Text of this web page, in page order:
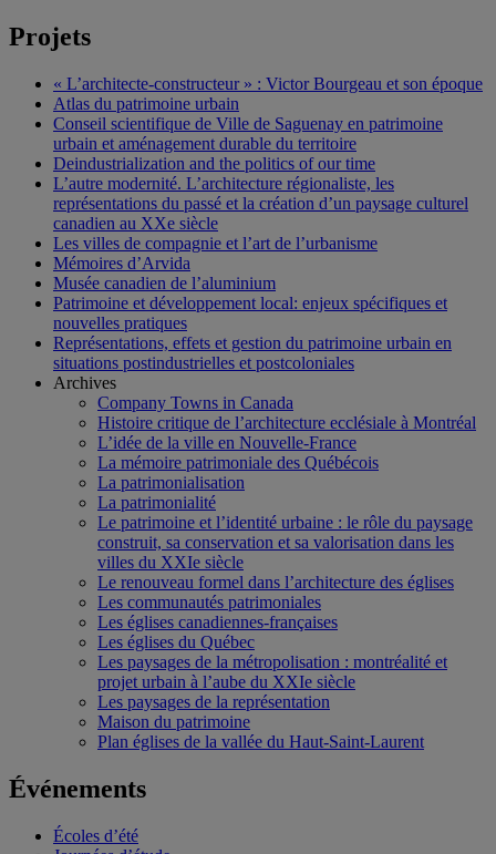
Projets
« L’architecte-constructeur » : Victor Bourgeau et son époque
Atlas du patrimoine urbain
Conseil scientifique de Ville de Saguenay en patrimoine
urbain et aménagement durable du territoire
Deindustrialization and the politics of our time
L’autre modernité. L’architecture régionaliste, les
représentations du passé et la création d’un paysage culturel
canadien au XXe siècle
Les villes de compagnie et l’art de l’urbanisme
Mémoires d’Arvida
Musée canadien de l’aluminium
Patrimoine et développement local: enjeux spécifiques et
nouvelles pratiques
Représentations, effets et gestion du patrimoine urbain en
situations postindustrielles et postcoloniales
Archives
Company Towns in Canada
Histoire critique de l’architecture ecclésiale à Montréal
L’idée de la ville en Nouvelle-France
La mémoire patrimoniale des Québécois
La patrimonialisation
La patrimonialité
Le patrimoine et l’identité urbaine : le rôle du paysage
construit, sa conservation et sa valorisation dans les
villes du XXIe siècle
Le renouveau formel dans l’architecture des églises
Les communautés patrimoniales
Les églises canadiennes-françaises
Les églises du Québec
Les paysages de la métropolisation : montréalité et
projet urbain à l’aube du XXIe siècle
Les paysages de la représentation
Maison du patrimoine
Plan églises de la vallée du Haut-Saint-Laurent
Événements
Écoles d’été